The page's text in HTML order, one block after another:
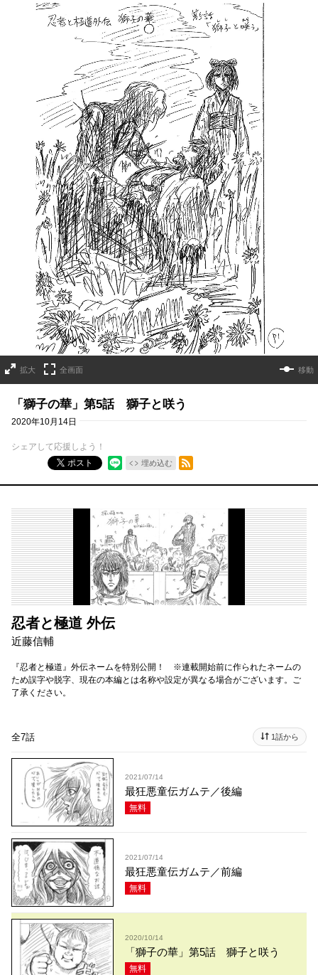
拡大 全画面 移動
「獅子の華」第5話 獅子と咲う
2020年10月14日
シェアして応援しよう！
ポスト
埋め込む
RSSフィード
忍者と極道 外伝
近藤信輔
『忍者と極道』外伝ネームを特別公開！ ※連載開始前に作られたネームの
ため誤字や脱字、現在の本編とは名称や設定が異なる場合がございます。ご
了承ください。
全7話 1話から
2021/07/14
最狂悪童伝ガムテ／後編
無料
2021/07/14
最狂悪童伝ガムテ／前編
無料
2020/10/14
「獅子の華」第5話 獅子と咲う
無料